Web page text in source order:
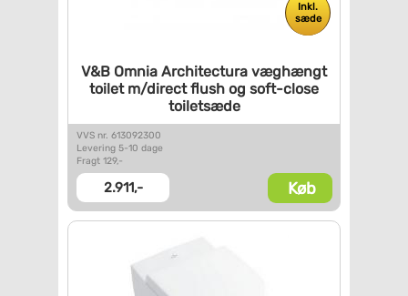
Inkl.
sæde
V&B Omnia Architectura væghængt
toilet m/direct flush og soft-close
toiletsæde
VVS nr. 613092300
Levering 5-10 dage
Fragt 129,-
2.911,- Køb